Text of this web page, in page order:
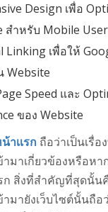
Design เพื่อ
สำหรับ Mobile User
เพื่อให้
Website
Speed และ
ของ Website
าเเรก ถือว่าเป็นเรื่
ข้ามาเกี่ยวข้องหรือห
ก สิ่งที่สำคัญที่สุดนั้น
มายังเว็บไซต์นั้นถือ